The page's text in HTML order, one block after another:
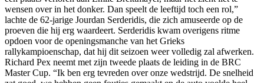
wensen over in het donker. Dan speelt de leeftijd toch een rol,”
lachte de 62-jarige Jourdan Serderidis, die zich amuseerde op de
proeven die hij erg waardeert. Serderidis kwam overigens ritme
opdoen voor de openingsmanche van het Grieks
rallykampioenschap, dat hij dit seizoen weer volledig zal afwerken.
Richard Pex neemt met zijn tweede plaats de leiding in de BRC
Master Cup. “Ik ben erg tevreden over onze wedstrijd. De snelheid